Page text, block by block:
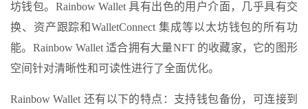
坊钱包。Rainbow Wallet 具有出色的用户介面，几乎具有交
换、资产跟踪和WalletConnect 集成等以太坊钱包的所有功
能。Rainbow Wallet 适合拥有大量NFT 的收藏家，它的图形
空间针对清晰性和可读性进行了全面优化。
Rainbow Wallet 还有以下的特点：支持钱包备份，可连接到